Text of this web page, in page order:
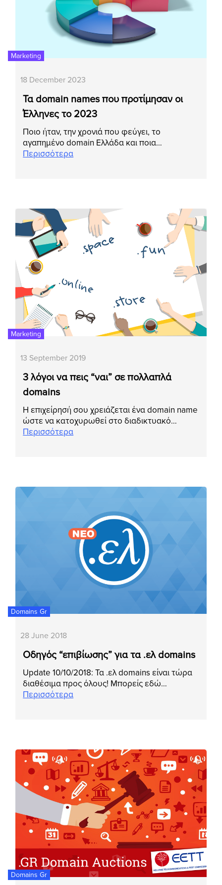
Marketing
18 December 2023
Τα domain names που προτίμησαν οι
Έλληνες το 2023
Ποιο ήταν, την χρονιά που φεύγει, το
αγαπημένο domain Ελλάδα και ποια…
Περισσότερα
Marketing
13 September 2019
3 λόγοι να πεις “ναι” σε πολλαπλά
domains
Η επιχείρησή σου χρειάζεται ένα domain name
ώστε να κατοχυρωθεί στο διαδικτυακό…
Περισσότερα
Domains Gr
28 June 2018
Οδηγός “επιβίωσης” για τα .ελ domains
Update 10/10/2018: Τα .ελ domains είναι τώρα
διαθέσιμα προς όλους! Μπορείς εδώ…
Περισσότερα
Domains Gr